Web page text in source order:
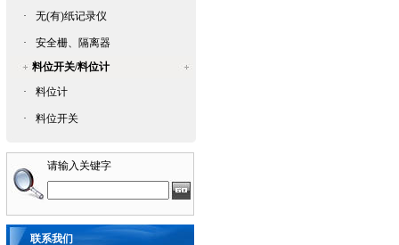
· 无(有)纸记录仪
·
安全栅、隔离器
料位开关/料位计
·
料位计
· 料位开关
请输入关键字
联系我们